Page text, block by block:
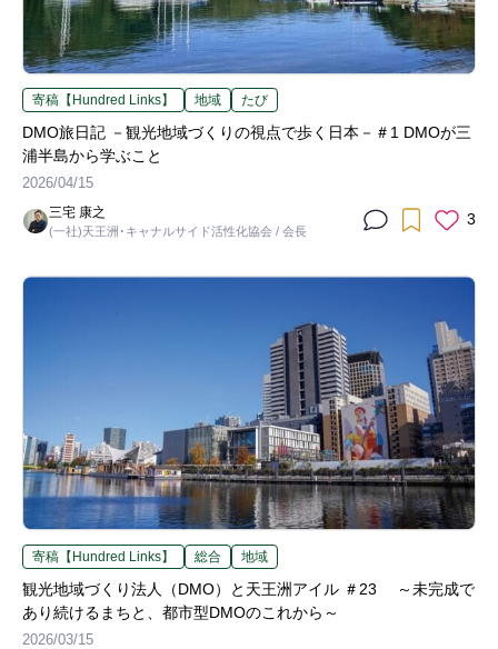
寄稿【Hundred Links】 地域 たび
DMO旅日記 －観光地域づくりの視点で歩く日本－＃1 DMOが三
浦半島から学ぶこと
2026/04/15
三宅 康之
(一社)天王洲･キャナルサイド活性化協会 / 会長
3
寄稿【Hundred Links】 総合 地域
観光地域づくり法人（DMO）と天王洲アイル ＃23 ～未完成で
あり続けるまちと、都市型DMOのこれから～
2026/03/15